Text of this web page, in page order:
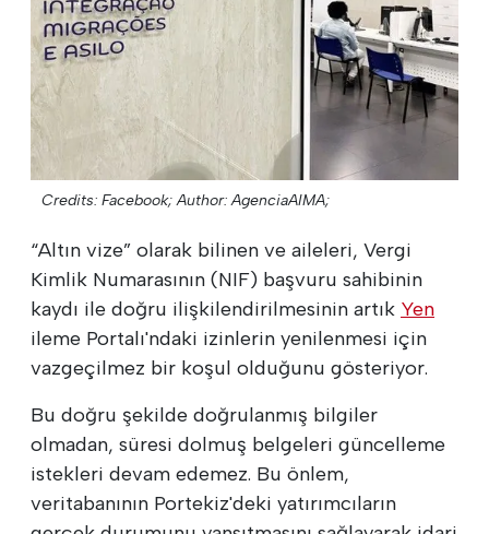
Credits: Facebook; Author: AgenciaAIMA;
“Altın vize” olarak bilinen ve aileleri, Vergi
Kimlik Numarasının (NIF) başvuru sahibinin
kaydı ile doğru ilişkilendirilmesinin artık Yen
ileme Portalı'ndaki izinlerin yenilenmesi için
vazgeçilmez bir koşul olduğunu gösteriyor.
Bu doğru şekilde doğrulanmış bilgiler
olmadan, süresi dolmuş belgeleri güncelleme
istekleri devam edemez. Bu önlem,
veritabanının Portekiz'deki yatırımcıların